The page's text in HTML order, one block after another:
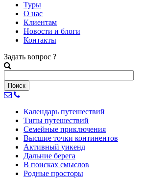
Туры
О нас
Клиентам
Новости и блоги
Контакты
Задать вопрос ?
Календарь путешествий
Типы путешествий
Семейные приключения
Высшие точки континентов
Активный уикенд
Дальние берега
В поисках смыслов
Родные просторы